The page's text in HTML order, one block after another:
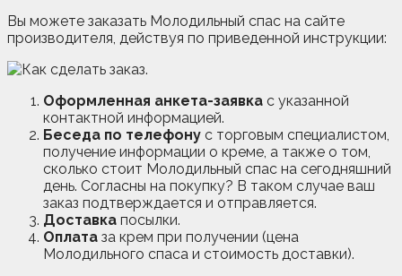
Вы можете заказать Молодильный спас на сайте
производителя, действуя по приведенной инструкции:
Оформленная анкета-заявка с указанной
контактной информацией.
Беседа по телефону с торговым специалистом,
получение информации о креме, а также о том,
сколько стоит Молодильный спас на сегодняшний
день. Согласны на покупку? В таком случае ваш
заказ подтверждается и отправляется.
Доставка посылки.
Оплата за крем при получении (цена
Молодильного спаса и стоимость доставки).